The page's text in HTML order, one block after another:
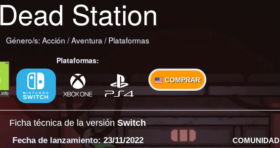
Dead Station
Género/s:Acción /Aventura /Plataformas
Plataformas:
COMPRAR
Ficha técnica de la versión Switch
Fecha de lanzamiento: 23/11/2022 COMUNIDAD